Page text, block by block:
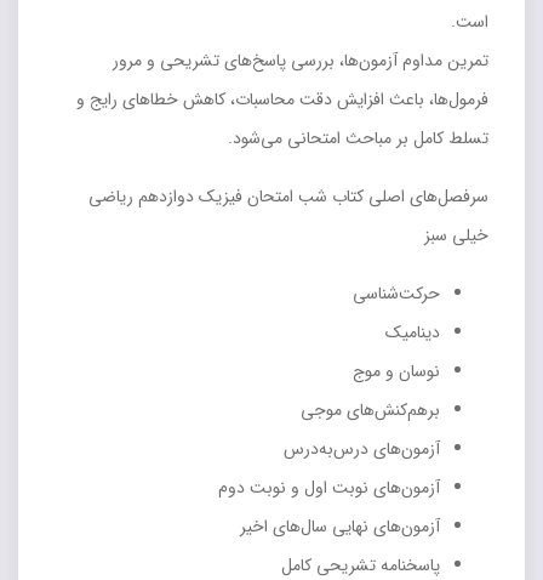
است.
تمرین مداوم آزمون‌ها، بررسی پاسخ‌های تشریحی و مرور
فرمول‌ها، باعث افزایش دقت محاسبات، کاهش خطاهای رایج و
تسلط کامل بر مباحث امتحانی می‌شود.
سرفصل‌های اصلی کتاب شب امتحان فیزیک دوازدهم ریاضی
خیلی سبز
حرکت‌شناسی
دینامیک
نوسان و موج
برهم‌کنش‌های موجی
آزمون‌های درس‌به‌درس
آزمون‌های نوبت اول و نوبت دوم
آزمون‌های نهایی سال‌های اخیر
پاسخنامه تشریحی کامل